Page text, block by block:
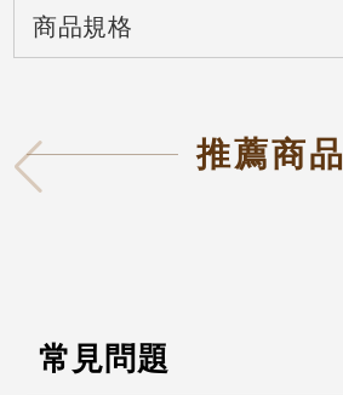
商品規格
推薦商品
常見問題